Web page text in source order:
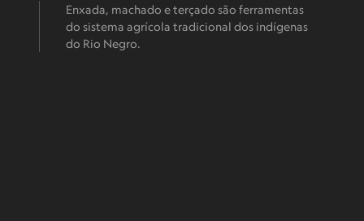
Enxada, machado e terçado são ferramentas
do sistema agrícola tradicional dos indígenas
do Rio Negro.